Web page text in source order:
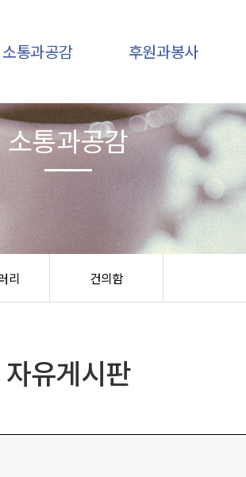
소통과공감
하나소식
후원소식
후원과봉사
후원안내
후원신청
봉사신청
리 건의함
소통과공감
자유게시판